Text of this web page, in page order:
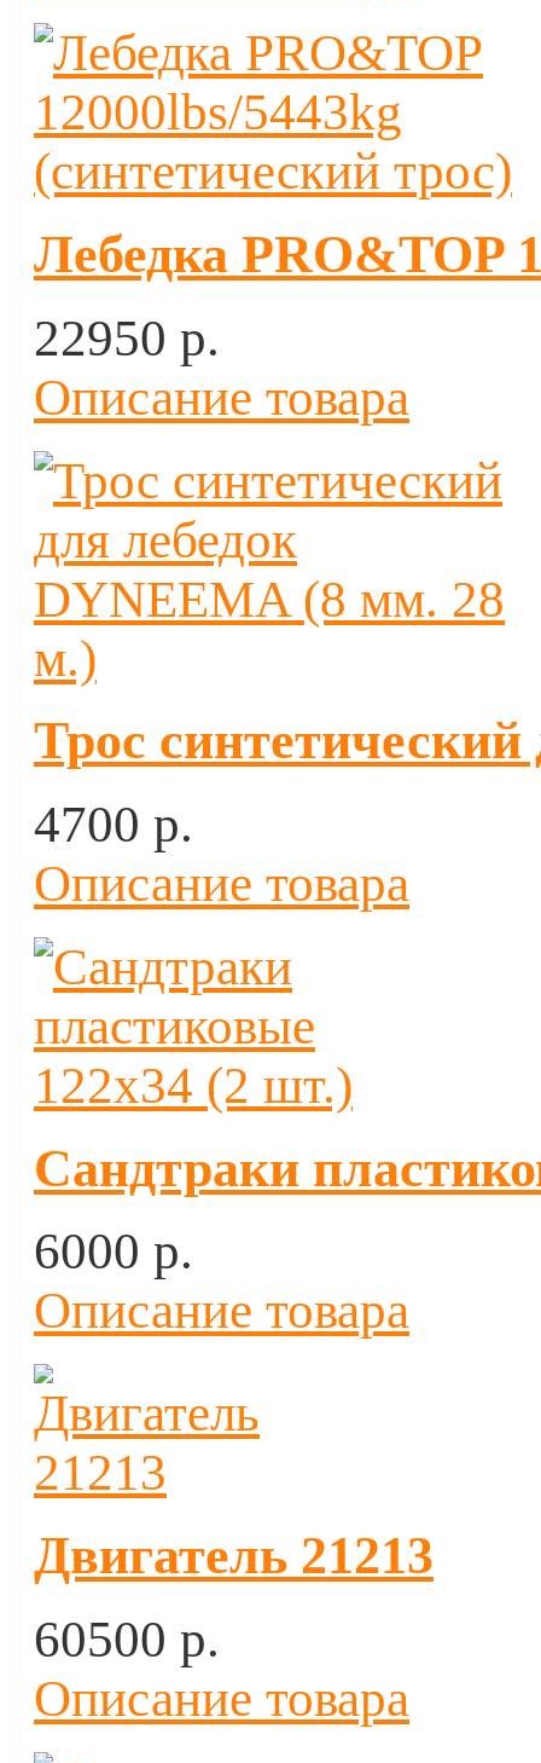
Лебедка PRO&TOP
22950 p.
Описание товара
Трос
4700 p.
Описание товара
Сандтраки
6000 p.
Описание товара
Двигатель 21213
60500 p.
Описание товара